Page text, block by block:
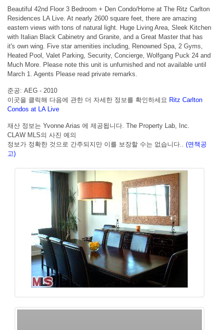
Beautiful 42nd Floor 3 Bedroom + Den Condo/Home at The Ritz Carlton
Residences LA Live. At nearly 2600 square feet, there are amazing
eastern views with tons of natural light. Huge Living Area, Sleek Kitchen
with Italian Black Cabinetry and Granite, and a Great Master that has
it's own wing. Five star amenities including, Renowned Spa, 2 Gyms,
Heated Pool, Valet Parking, Security, Concierge, Wolfgang Puck 24 and
Much More. Please note this unit is unfurnished and not available until
March 1. Agents Please read private remarks.
준공: AEG - 2010
이곳을 클릭해 다음에 관한 더 자세한 정보를 확인하세요 Ritz Carlton
Condos at LA Live
재산 정보는 Yvonne Arias 에 제공됩니다. The Property Lab, Inc.
CLAW MLS의 사진 예의
정보가 정확한 것으로 간주되지만 이를 보장할 수는 없습니다.. (면책공
고)